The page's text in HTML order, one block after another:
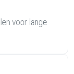
voor lange